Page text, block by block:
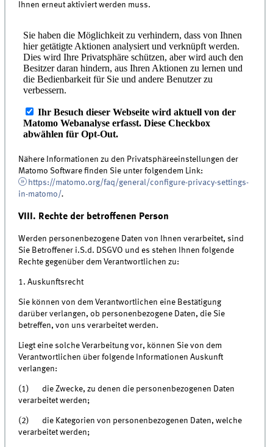
Ihnen erneut aktiviert werden muss.
Nähere Informationen zu den Privatsphäreeinstellungen der
Matomo Software finden Sie unter folgendem Link:
https://matomo.org/faq/general/configure-privacy-settings-
in-matomo/.
VIII. Rechte der betroffenen Person
Werden personenbezogene Daten von Ihnen verarbeitet, sind
Sie Betroffener i.S.d. DSGVO und es stehen Ihnen folgende
Rechte gegenüber dem Verantwortlichen zu:
1. Auskunftsrecht
Sie können von dem Verantwortlichen eine Bestätigung
darüber verlangen, ob personenbezogene Daten, die Sie
betreffen, von uns verarbeitet werden.
Liegt eine solche Verarbeitung vor, können Sie von dem
Verantwortlichen über folgende Informationen Auskunft
verlangen:
(1) die Zwecke, zu denen die personenbezogenen Daten
verarbeitet werden;
(2) die Kategorien von personenbezogenen Daten, welche
verarbeitet werden;